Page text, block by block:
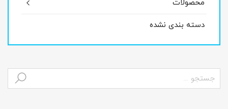
محصولات
دسته بندی نشده